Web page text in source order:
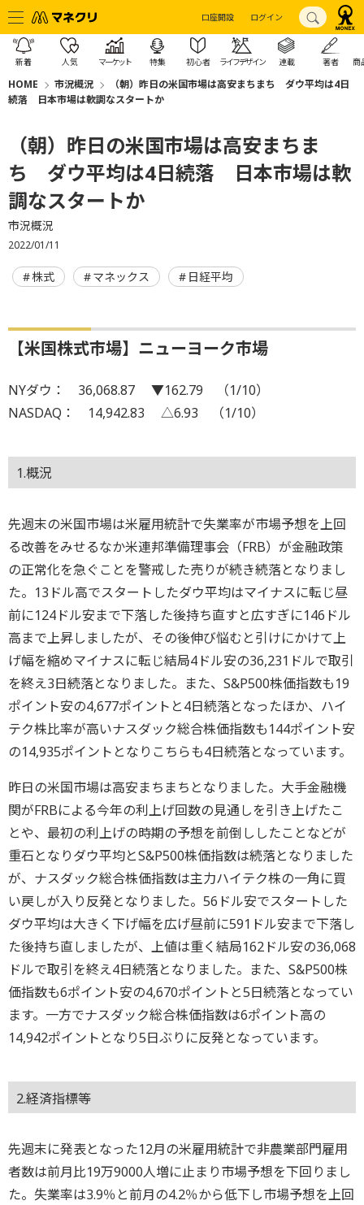
口座開設 ログイン
新着 人気 マーケット 特集 初心者 ライフデザイン 連載 著者 商
HOME 市況概況
（朝）昨日の米国市場は高安まちまち ダウ平均は4日
続落 日本市場は軟調なスタートか
（朝）昨日の米国市場は高安まちま
ち ダウ平均は4日続落 日本市場は軟
調なスタートか
市況概況
2022/01/11
株式 マネックス 日経平均
【米国株式市場】ニューヨーク市場
NYダウ： 36,068.87 ▼162.79 （1/10）
NASDAQ： 14,942.83 △6.93 （1/10）
1.概況
先週末の米国市場は米雇用統計で失業率が市場予想を上回
る改善をみせるなか米連邦準備理事会（FRB）が金融政策
の正常化を急ぐことを警戒した売りが続き続落となりまし
た。13ドル高でスタートしたダウ平均はマイナスに転じ昼
前に124ドル安まで下落した後持ち直すと広すぎに146ドル
高まで上昇しましたが、その後伸び悩むと引けにかけて上
げ幅を縮めマイナスに転じ結局4ドル安の36,231ドルで取引
を終え3日続落となりました。また、S&P500株価指数も19
ポイント安の4,677ポイントと4日続落となったほか、ハイ
テク株比率が高いナスダック総合株価指数も144ポイント安
の14,935ポイントとなりこちらも4日続落となっています。
昨日の米国市場は高安まちまちとなりました。大手金融機
関がFRBによる今年の利上げ回数の見通しを引き上げたこ
とや、最初の利上げの時期の予想を前倒ししたことなどが
重石となりダウ平均とS&P500株価指数は続落となりました
が、ナスダック総合株価指数は主力ハイテク株の一角に買
い戻しが入り反発となりました。56ドル安でスタートした
ダウ平均は大きく下げ幅を広げ昼前に591ドル安まで下落し
た後持ち直しましたが、上値は重く結局162ドル安の36,068
ドルで取引を終え4日続落となりました。また、S&P500株
価指数も6ポイント安の4,670ポイントと5日続落となってい
ます。一方でナスダック総合株価指数は6ポイント高の
14,942ポイントとなり5日ぶりに反発となっています。
2.経済指標等
先週末に発表となった12月の米雇用統計で非農業部門雇用
者数は前月比19万9000人増に止まり市場予想を下回りまし
た。失業率は3.9％と前月の4.2％から低下し市場予想を上回